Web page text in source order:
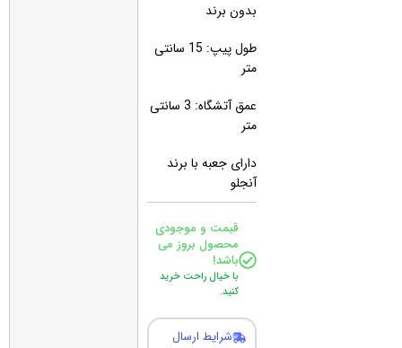
بدون برند
طول پیپ: 15 سانتی
متر
عمق آتشگاه: 3 سانتی
متر
دارای جعبه با برند
آنجلو
قیمت و موجودی
محصول بروز می
باشد!
با خیال راحت خرید
کنید.
شرایط ارسال